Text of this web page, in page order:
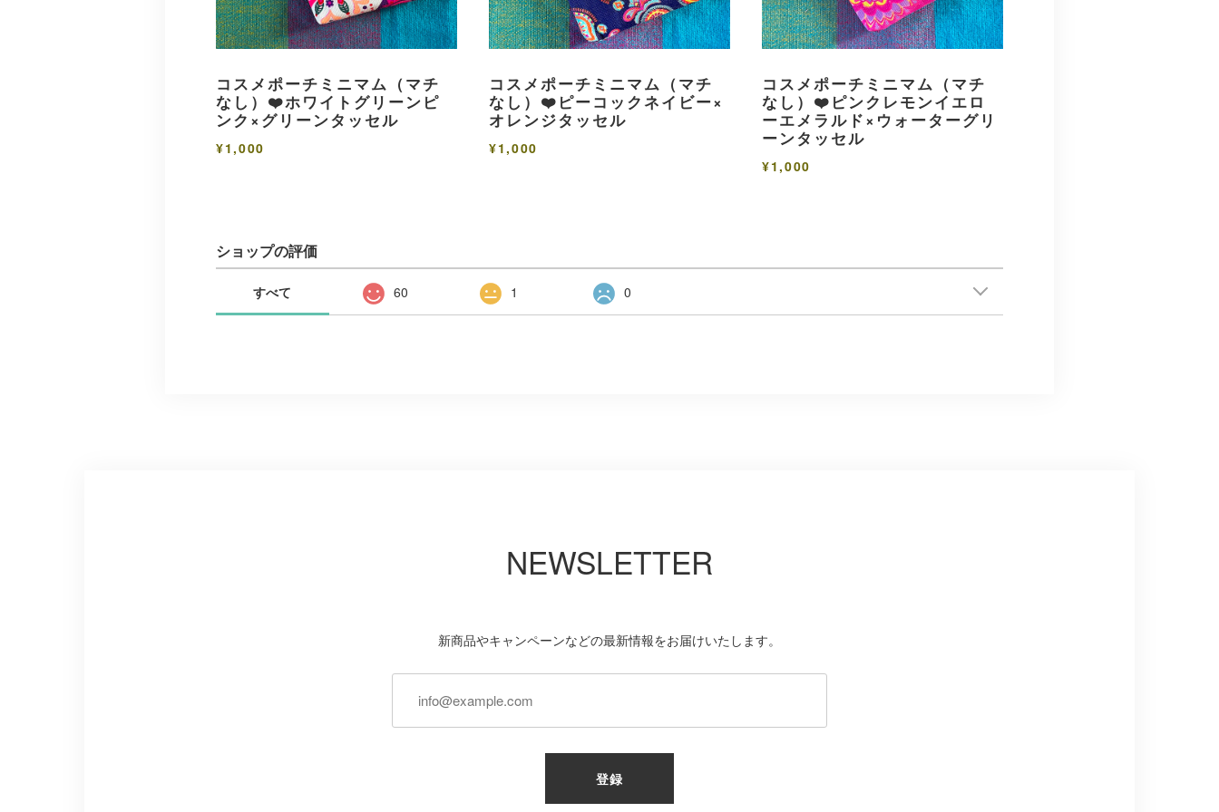
コスメポーチミニマム（マチ
なし）❤️ホワイトグリーンピ
ンク×グリーンタッセル
¥1,000
コスメポーチミニマム（マチ
なし）❤️ピーコックネイビー×
オレンジタッセル
¥1,000
コスメポーチミニマム（マチ
なし）❤️ピンクレモンイエロ
ーエメラルド×ウォーターグリ
ーンタッセル
¥1,000
ショップの評価
すべて 60 1 0
NEWSLETTER
新商品やキャンペーンなどの最新情報をお届けいたします。
登録